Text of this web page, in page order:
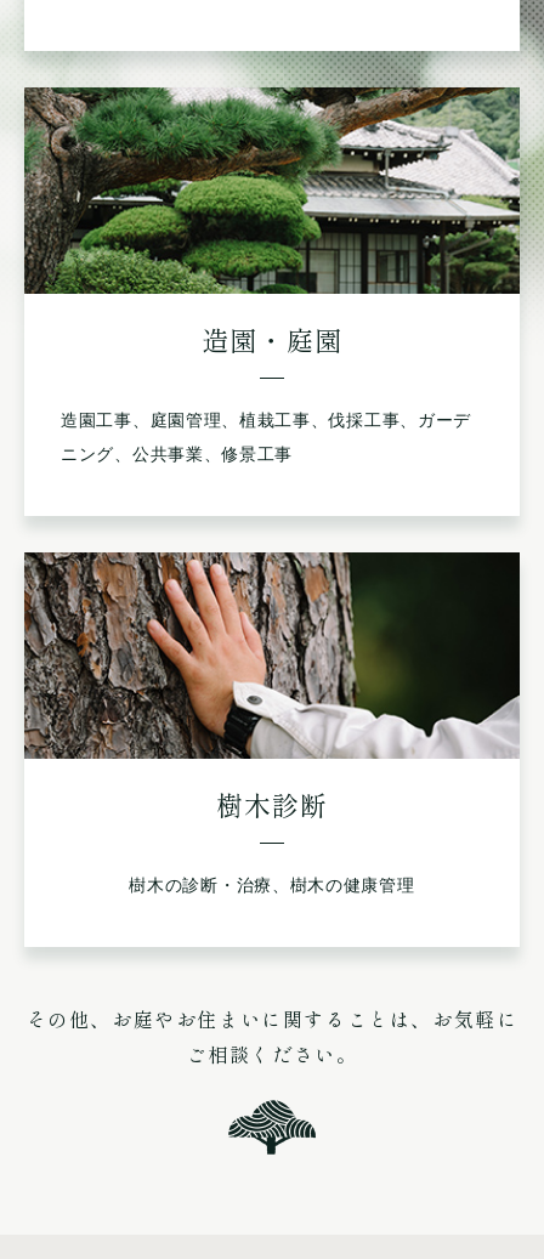
造園・庭園
造園工事、庭園管理、植栽工事、伐採工事、ガーデ
ニング、公共事業、修景工事
樹木診断
樹木の診断・治療、樹木の健康管理
その他、お庭やお住まいに関することは、 お気軽に
ご相談ください。